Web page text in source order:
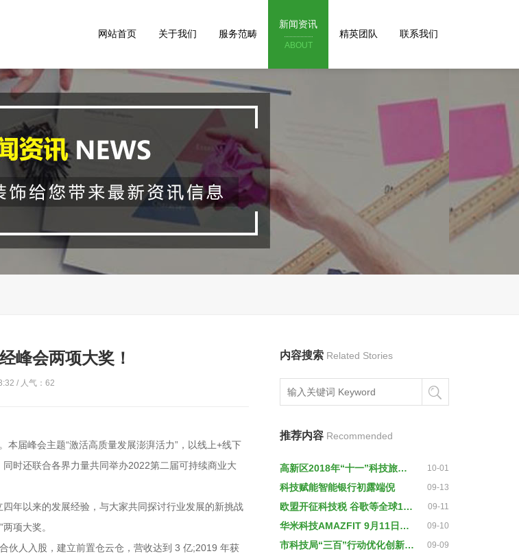
网站首页 关于我们 服务范畴
新闻资讯
ABOUT
精英团队 联系我们
峰会两项大奖！
/ 人气：62
届峰会主题“激活高质量发展澎湃活力”，以线上+线下
时还联合各界力量共同举办2022第二届可持续商业大
年以来的发展经验，与大家共同探讨行业发展的新挑战
项大奖。
伙人入股，建立前置仓云仓，营收达到 3 亿;2019 年获
内容搜索 Related Stories
推荐内容 Recommended
高新区2018年“十一”科技旅游文化活动月开幕 10-01
科技赋能智能银行初露端倪 09-13
欧盟开征科技税 谷歌等全球150家公司将受影响 09-11
华米科技AMAZFIT 9月11日发布会新邀请函，这回是钢铁侠？！ 09-10
市科技局“三百”行动优化创新创业生态 09-09